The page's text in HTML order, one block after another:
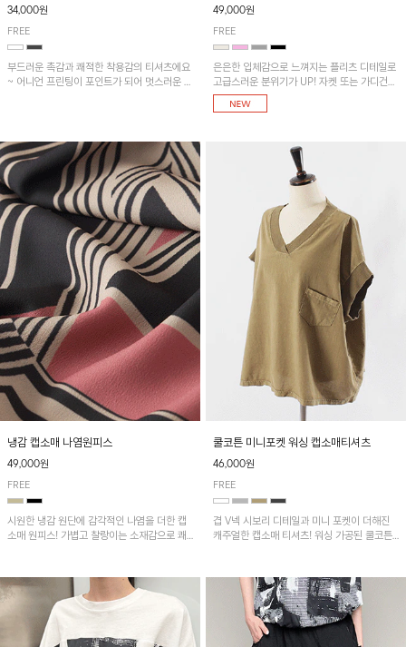
34,000원
FREE
부드러운 촉감과 쾌적한 착용감의 티셔츠에요
~ 어니언 프린팅이 포인트가 되어 멋스러운 아
49,000원
FREE
은은한 입체감으로 느껴지는 플리츠 디테일로
고급스러운 분위기가 UP! 자켓 또는 가디건과
같이 매치해도 잘 어울린답니다!
냉감 캡소매 나염원피스
49,000원
FREE
시원한 냉감 원단에 감각적인 나염을 더한 캡
소매 원피스! 가볍고 찰랑이는 소재감으로 쾌
쿨코튼 미니포켓 워싱 캡소매티셔츠
46,000원
FREE
겹 V넥 시보리 디테일과 미니 포켓이 더해진
캐주얼한 캡소매 티셔츠! 워싱 가공된 쿨코튼